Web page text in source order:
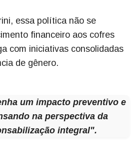
essa política não se
financeiro aos cofres
com iniciativas consolidadas
de gênero.
um impacto preventivo e
na perspectiva da
integral".